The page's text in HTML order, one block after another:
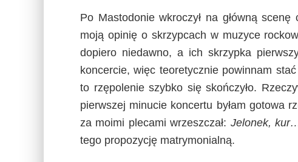
Po Mastodonie wkroczył na główną scenę
moją opinię o skrzypcach w muzyce
dopiero niedawno, a ich skrzypka
koncercie, więc teoretycznie powinnam
to rzępolenie szybko się skończyło.
pierwszej minucie koncertu byłam gotowa
za moimi plecami wrzeszczał: Jelonek,
tego propozycję matrymonialną.